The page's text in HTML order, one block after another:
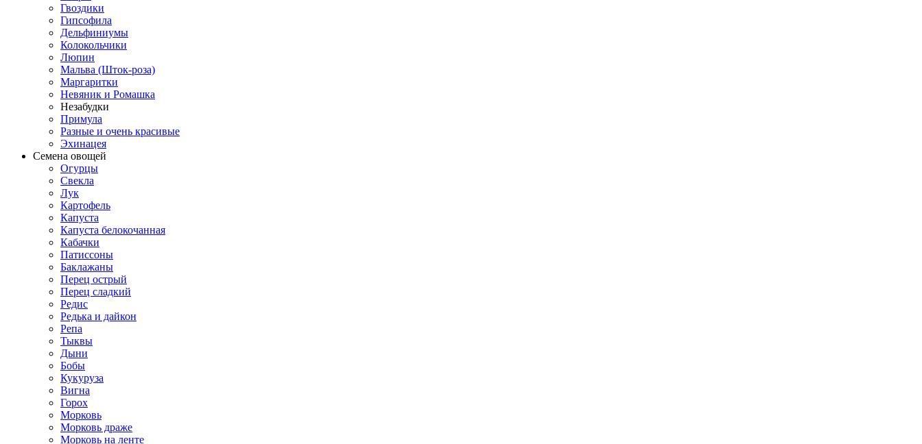
Гвоздики
Гипсофила
Дельфиниумы
Колокольчики
Люпин
Мальва (Шток-роза)
Маргаритки
Невяник и Ромашка
Незабудки
Примула
Разные и очень красивые
Эхинацея
Семена овощей
Огурцы
Свекла
Лук
Картофель
Капуста
Капуста белокочанная
Кабачки
Патиссоны
Баклажаны
Перец острый
Перец сладкий
Редис
Редька и дайкон
Репа
Тыквы
Дыни
Бобы
Кукуруза
Вигна
Горох
Морковь
Морковь драже
Морковь на ленте